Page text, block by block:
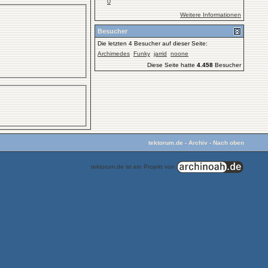
Weitere Informationen
Besucher
Die letzten 4 Besucher auf dieser Seite:
Archimedes Funky jarrid
noone
Diese Seite hatte 4.458 Besucher
tektorum.de - Archiv - Nach oben
tektorum.de ist ein Projekt von